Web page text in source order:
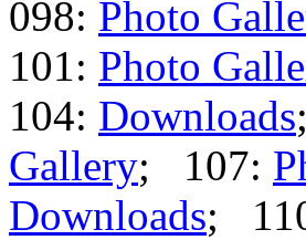
098: Photo
101: Photo
104: Downloads
Gallery; 107:
Downloads;